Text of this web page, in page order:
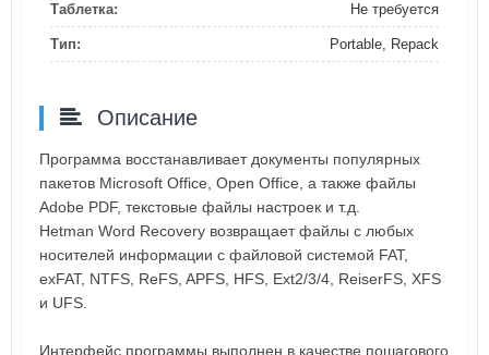
Таблетка: Не требуется
Тип: Portable, Repack
Описание
Программа восстанавливает документы популярных
пакетов Microsoft Office, Open Office, а также файлы
Adobe PDF, текстовые файлы настроек и т.д.
Hetman Word Recovery возвращает файлы с любых
носителей информации c файловой системой FAT,
exFAT, NTFS, ReFS, APFS, HFS, Ext2/3/4, ReiserFS, XFS
и UFS.
Интерфейс программы выполнен в качестве пошагового